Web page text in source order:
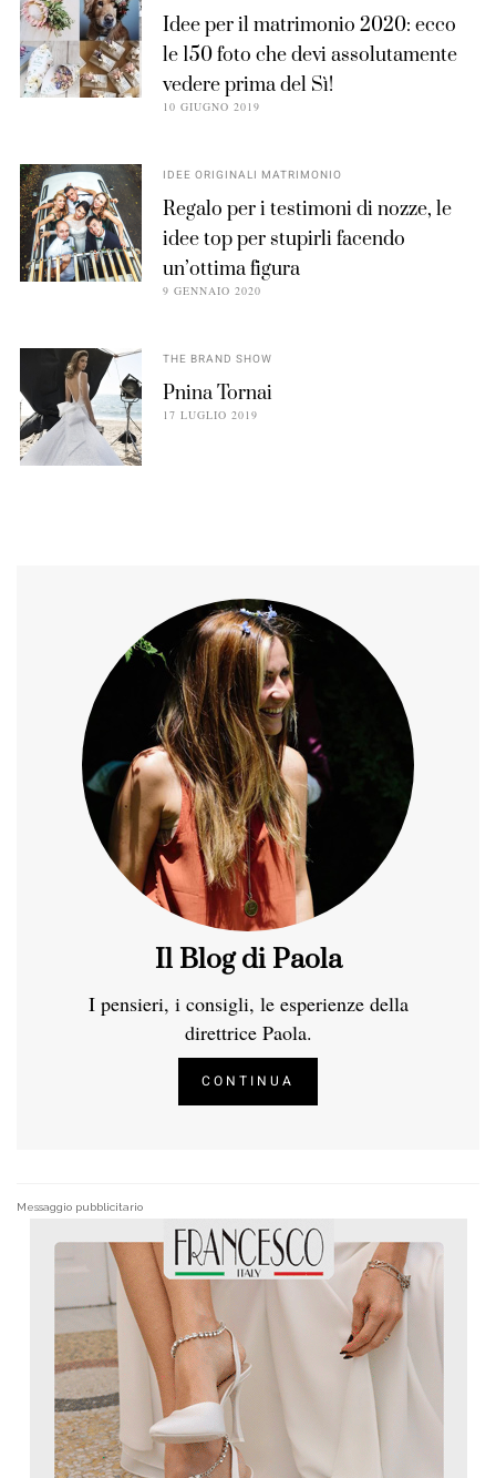
Idee per il matrimonio 2020: ecco
le 150 foto che devi assolutamente
vedere prima del Sì!
10 GIUGNO 2019
IDEE ORIGINALI MATRIMONIO
Regalo per i testimoni di nozze, le
idee top per stupirli facendo
un’ottima figura
9 GENNAIO 2020
THE BRAND SHOW
Pnina Tornai
17 LUGLIO 2019
Il Blog di Paola
I pensieri, i consigli, le esperienze della
direttrice Paola.
CONTINUA
Messaggio pubblicitario